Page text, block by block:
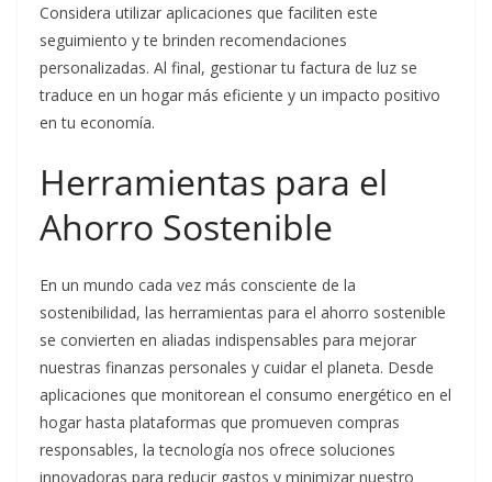
Considera utilizar aplicaciones que faciliten este
seguimiento y te brinden recomendaciones
personalizadas. Al final, gestionar tu factura de luz se
traduce en un hogar más eficiente y un impacto positivo
en tu economía.
Herramientas para el
Ahorro Sostenible
En un mundo cada vez más consciente de la
sostenibilidad, las herramientas para el ahorro sostenible
se convierten en aliadas indispensables para mejorar
nuestras finanzas personales y cuidar el planeta. Desde
aplicaciones que monitorean el consumo energético en el
hogar hasta plataformas que promueven compras
responsables, la tecnología nos ofrece soluciones
innovadoras para reducir gastos y minimizar nuestro